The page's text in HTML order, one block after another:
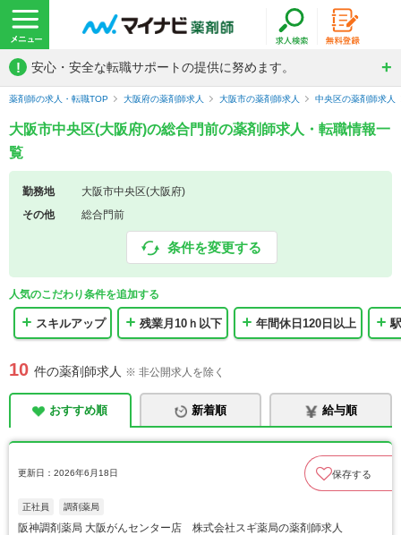
! 安心・安全な転職サポートの提供に努めます。
薬剤師の求人・転職TOP 大阪府の薬剤師求人 大阪市の薬剤師求人 中央区の薬剤師求人
大阪市中央区(大阪府)の総合門前の薬剤師求人・転職情報一
覧
勤務地
大阪市中央区(大阪府)
その他
総合門前
条件を変更する
人気のこだわり条件を追加する
スキルアップ 残業月10ｈ以下 年間休日120日以上
10 件の薬剤師求人 ※ 非公開求人を除く
おすすめ順 新着順 給与順
更新日：2026年6月18日 保存する
正社員 調剤薬局
阪神調剤薬局 大阪がんセンター店 株式会社スギ薬局の薬剤師求人